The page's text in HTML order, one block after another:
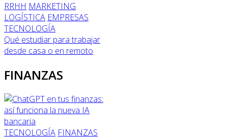
RRHH MARKETING
LOGÍSTICA EMPRESAS
TECNOLOGÍA
Qué estudiar para trabajar
desde casa o en remoto
FINANZAS
TECNOLOGÍA FINANZAS